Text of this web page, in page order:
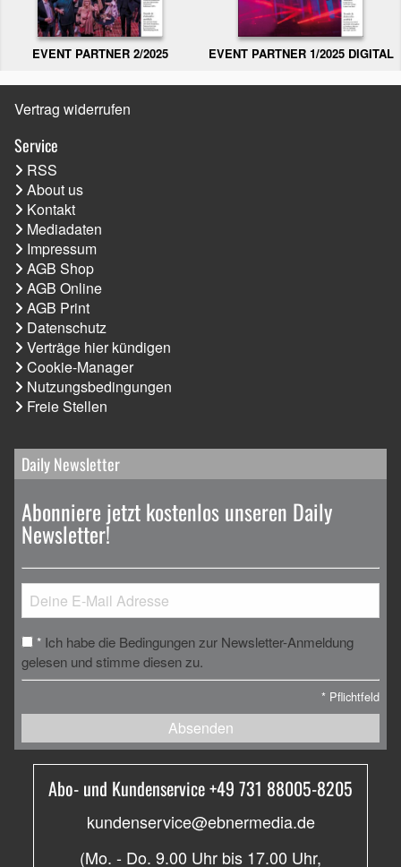
EVENT PARTNER 2/2025 EVENT PARTNER 1/2025 DIGITAL
Vertrag widerrufen
Service
RSS
About us
Kontakt
Mediadaten
Impressum
AGB Shop
AGB Online
AGB Print
Datenschutz
Verträge hier kündigen
Cookie-Manager
Nutzungsbedingungen
Freie Stellen
Daily Newsletter
Abonniere jetzt kostenlos unseren Daily
Newsletter!
* Ich habe die Bedingungen zur Newsletter-Anmeldung
gelesen und stimme diesen zu.
* Pflichtfeld
Absenden
Abo- und Kundenservice +49 731 88005-8205
kundenservice@ebnermedia.de
(Mo. - Do. 9.00 Uhr bis 17.00 Uhr,